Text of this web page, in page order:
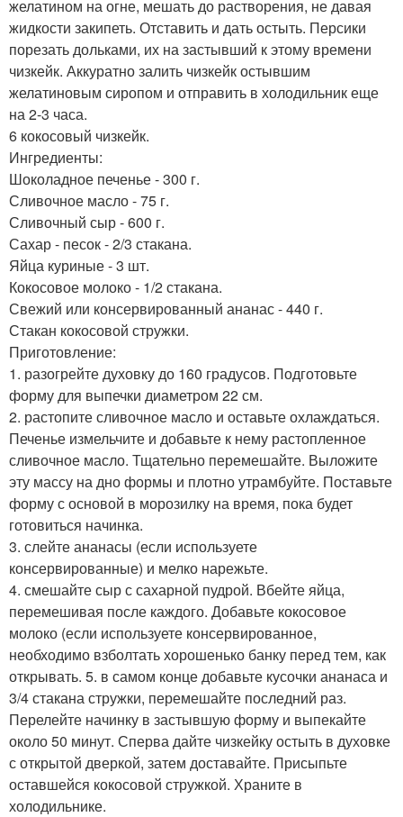
желатином на огне, мешать до растворения, не давая
жидкости закипеть. Отставить и дать остыть. Персики
порезать дольками, их на застывший к этому времени
чизкейк. Аккуратно залить чизкейк остывшим
желатиновым сиропом и отправить в холодильник еще
на 2-3 часа.
6 кокосовый чизкейк.
Ингредиенты:
Шоколадное печенье - 300 г.
Сливочное масло - 75 г.
Сливочный сыр - 600 г.
Сахар - песок - 2/3 стакана.
Яйца куриные - 3 шт.
Кокосовое молоко - 1/2 стакана.
Свежий или консервированный ананас - 440 г.
Стакан кокосовой стружки.
Приготовление:
1. разогрейте духовку до 160 градусов. Подготовьте
форму для выпечки диаметром 22 см.
2. растопите сливочное масло и оставьте охлаждаться.
Печенье измельчите и добавьте к нему растопленное
сливочное масло. Тщательно перемешайте. Выложите
эту массу на дно формы и плотно утрамбуйте. Поставьте
форму с основой в морозилку на время, пока будет
готовиться начинка.
3. слейте ананасы (если используете
консервированные) и мелко нарежьте.
4. смешайте сыр с сахарной пудрой. Вбейте яйца,
перемешивая после каждого. Добавьте кокосовое
молоко (если используете консервированное,
необходимо взболтать хорошенько банку перед тем, как
открывать. 5. в самом конце добавьте кусочки ананаса и
3/4 стакана стружки, перемешайте последний раз.
Перелейте начинку в застывшую форму и выпекайте
около 50 минут. Сперва дайте чизкейку остыть в духовке
с открытой дверкой, затем доставайте. Присыпьте
оставшейся кокосовой стружкой. Храните в
холодильнике.